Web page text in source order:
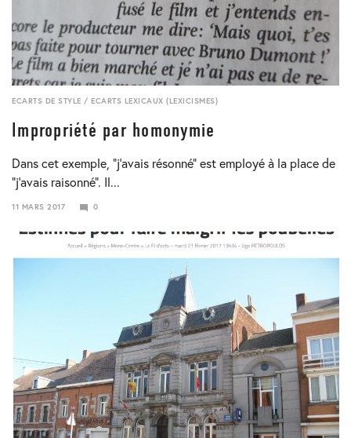
ECARTS DE STYLE / ECARTS LEXICAUX (LEXICISMES)
Impropriété par homonymie
Dans cet exemple, “j’avais résonné” est employé à la place de
“j’avais raisonné”. Il...
11 MARS 2017
JANVIER
0